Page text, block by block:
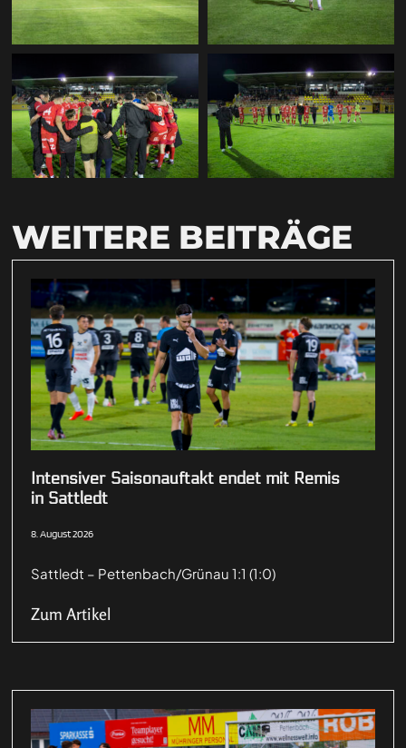
WEITERE BEITRÄGE
Intensiver Saisonauftakt endet mit Remis
in Sattledt
8. August 2026
Sattledt – Pettenbach/Grünau 1:1 (1:0)
Zum Artikel